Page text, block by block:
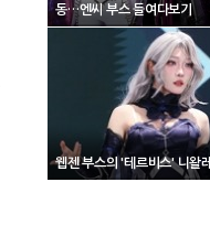
동…엔씨 부스 들여다보기
웹젠 부스의 '테르비스' 니왈레